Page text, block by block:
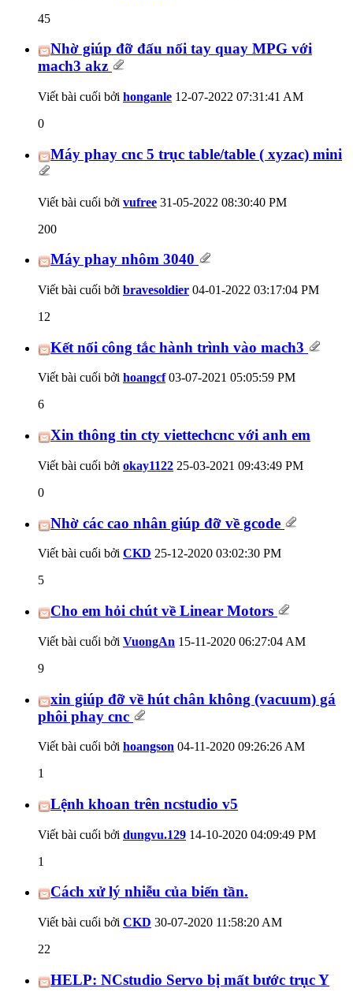
45
Nhờ giúp đỡ đấu nối tay quay MPG với
mach3 akz
Viết bài cuối bởi honganle 12-07-2022 07:31:41 AM
0
Máy phay cnc 5 trục table/table ( xyzac) mini
Viết bài cuối bởi vufree 31-05-2022 08:30:40 PM
200
Máy phay nhôm 3040
Viết bài cuối bởi bravesoldier 04-01-2022 03:17:04 PM
12
Kết nối công tắc hành trình vào mach3
Viết bài cuối bởi hoangcf03-07-2021 05:05:59 PM
6
Xin thông tin cty viettechcnc với anh em
Viết bài cuối bởi okay1122 25-03-2021 09:43:49 PM
0
Nhờ các cao nhân giúp đỡ về gcode
Viết bài cuối bởi CKD 25-12-2020 03:02:30 PM
5
Cho em hỏi chút về Linear Motors
Viết bài cuối bởi VuongAn 15-11-2020 06:27:04 AM
9
xin giúp đỡ về hút chân không (vacuum) gá
phôi phay cnc
Viết bài cuối bởi hoangson 04-11-2020 09:26:26 AM
1
Lệnh khoan trên ncstudio v5
Viết bài cuối bởi dungvu.129 14-10-2020 04:09:49 PM
1
Cách xử lý nhiễu của biến tần.
Viết bài cuối bởi CKD 30-07-2020 11:58:20 AM
22
HELP: NCstudio Servo bị mất bước trục Y